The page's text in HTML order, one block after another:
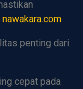
nawakara.com
penting dari
cepat pada